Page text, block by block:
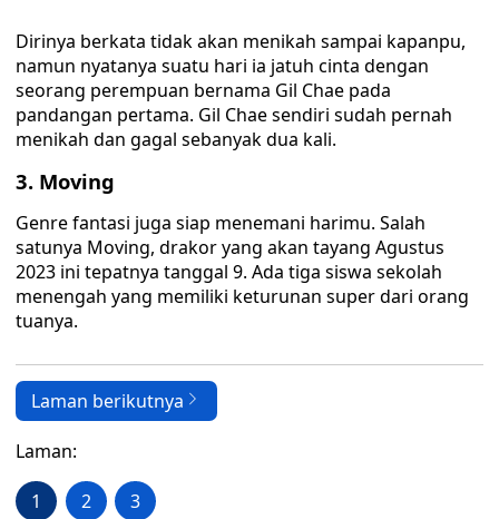
Dirinya berkata tidak akan menikah sampai kapanpu,
namun nyatanya suatu hari ia jatuh cinta dengan
seorang perempuan bernama Gil Chae pada
pandangan pertama. Gil Chae sendiri sudah pernah
menikah dan gagal sebanyak dua kali.
3. Moving
Genre fantasi juga siap menemani harimu. Salah
satunya Moving, drakor yang akan tayang Agustus
2023 ini tepatnya tanggal 9. Ada tiga siswa sekolah
menengah yang memiliki keturunan super dari orang
tuanya.
Laman berikutnya
Laman:
1 2 3